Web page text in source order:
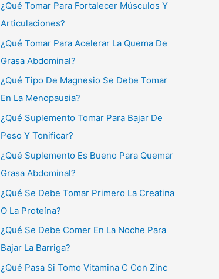
¿Qué Tomar Para Fortalecer Músculos Y
Articulaciones?
¿Qué Tomar Para Acelerar La Quema De
Grasa Abdominal?
¿Qué Tipo De Magnesio Se Debe Tomar
En La Menopausia?
¿Qué Suplemento Tomar Para Bajar De
Peso Y Tonificar?
¿Qué Suplemento Es Bueno Para Quemar
Grasa Abdominal?
¿Qué Se Debe Tomar Primero La Creatina
O La Proteína?
¿Qué Se Debe Comer En La Noche Para
Bajar La Barriga?
¿Qué Pasa Si Tomo Vitamina C Con Zinc